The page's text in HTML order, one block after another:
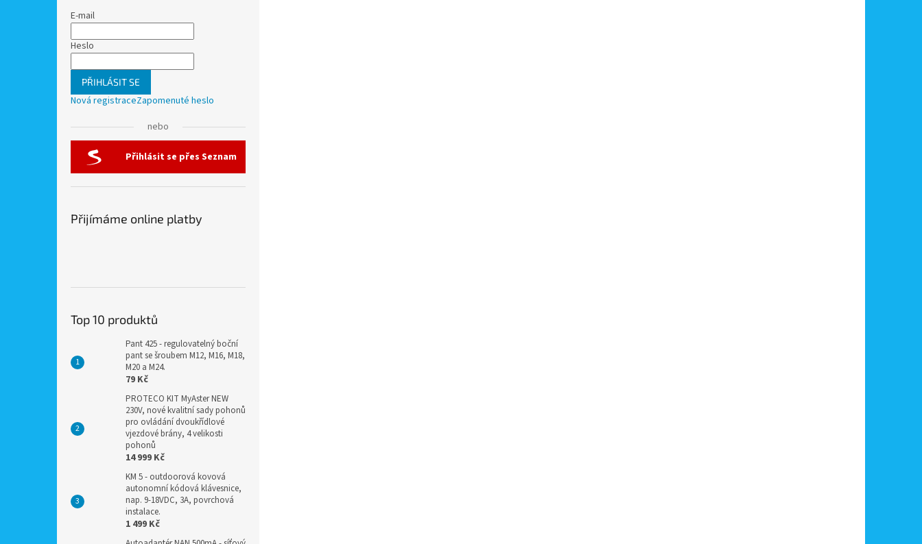
E-mail
Heslo
PŘIHLÁSIT SE
Nová registraceZapomenuté heslo
nebo
Přihlásit se přes Seznam
Přijímáme online platby
Top 10 produktů
Pant 425 - regulovatelný boční
pant se šroubem M12, M16, M18,
M20 a M24.
79 Kč
PROTECO KIT MyAster NEW
230V, nové kvalitní sady pohonů
pro ovládání dvoukřídlové
vjezdové brány, 4 velikosti
pohonů
14 999 Kč
KM 5 - outdoorová kovová
autonomní kódová klávesnice,
nap. 9-18VDC, 3A, povrchová
instalace.
1 499 Kč